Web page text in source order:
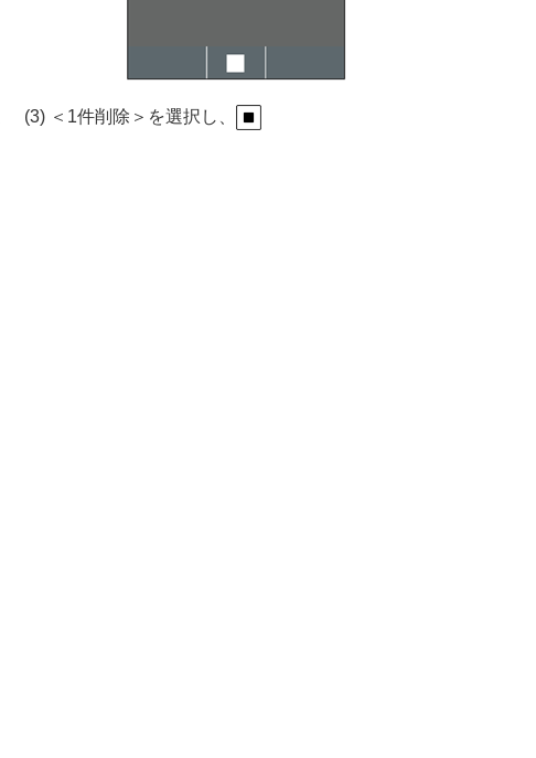
(3) ＜1件削除＞を選択し、